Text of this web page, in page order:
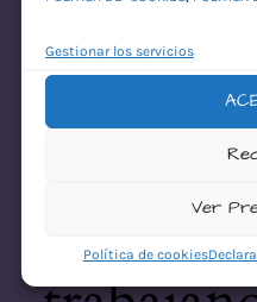
Gestionar los servicios
Ver
Política de cookies